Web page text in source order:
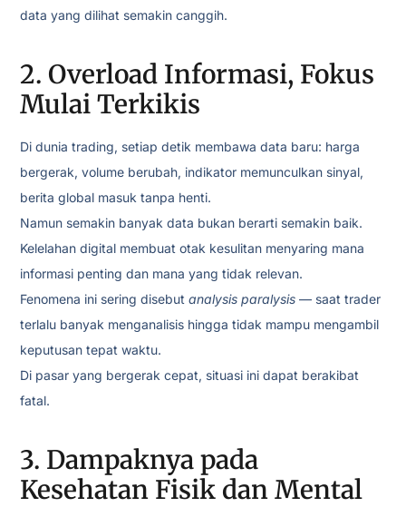
data yang dilihat semakin canggih.
2. Overload Informasi, Fokus
Mulai Terkikis
Di dunia trading, setiap detik membawa data baru: harga
bergerak, volume berubah, indikator memunculkan sinyal,
berita global masuk tanpa henti.
Namun semakin banyak data bukan berarti semakin baik.
Kelelahan digital membuat otak kesulitan menyaring mana
informasi penting dan mana yang tidak relevan.
Fenomena ini sering disebutanalysis paralysis — saat trader
terlalu banyak menganalisis hingga tidak mampu mengambil
keputusan tepat waktu.
Di pasar yang bergerak cepat, situasi ini dapat berakibat
fatal.
3. Dampaknya pada
Kesehatan Fisik dan Mental